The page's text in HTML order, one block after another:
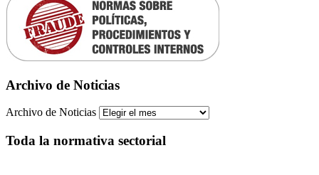
Archivo de Noticias
Archivo de Noticias
Toda la normativa sectorial